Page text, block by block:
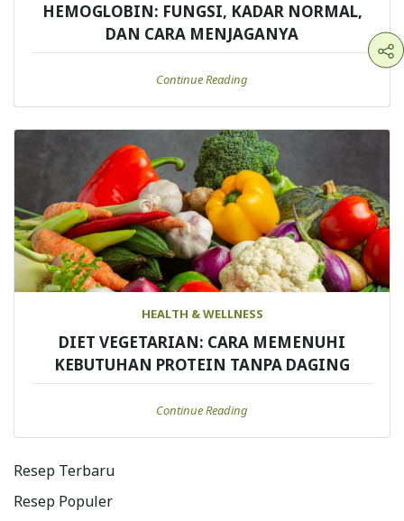
HEMOGLOBIN: FUNGSI, KADAR NORMAL,
DAN CARA MENJAGANYA
Continue Reading
HEALTH & WELLNESS
DIET VEGETARIAN: CARA MEMENUHI
KEBUTUHAN PROTEIN TANPA DAGING
Continue Reading
Resep Terbaru
Resep Populer